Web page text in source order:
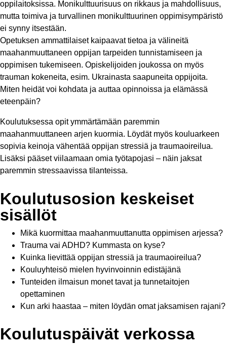
oppilaitoksissa. Monikulttuurisuus on rikkaus ja mahdollisuus,
mutta toimiva ja turvallinen monikulttuurinen oppimisympäristö
ei synny itsestään.
Opetuksen ammattilaiset kaipaavat tietoa ja välineitä
maahanmuuttaneen oppijan tarpeiden tunnistamiseen ja
oppimisen tukemiseen. Opiskelijoiden joukossa on myös
trauman kokeneita, esim. Ukrainasta saapuneita oppijoita.
Miten heidät voi kohdata ja auttaa opinnoissa ja elämässä
eteenpäin?
Koulutuksessa opit ymmärtämään paremmin
maahanmuuttaneen arjen kuormia. Löydät myös kouluarkeen
sopivia keinoja vähentää oppijan stressiä ja traumaoireilua.
Lisäksi pääset viilaamaan omia työtapojasi – näin jaksat
paremmin stressaavissa tilanteissa.
Koulutusosion keskeiset
sisällöt
Mikä kuormittaa maahanmuuttanutta oppimisen arjessa?
Trauma vai ADHD? Kummasta on kyse?
Kuinka lievittää oppijan stressiä ja traumaoireilua?
Kouluyhteisö mielen hyvinvoinnin edistäjänä
Tunteiden ilmaisun monet tavat ja tunnetaitojen
opettaminen
Kun arki haastaa – miten löydän omat jaksamisen rajani?
Koulutuspäivät verkossa